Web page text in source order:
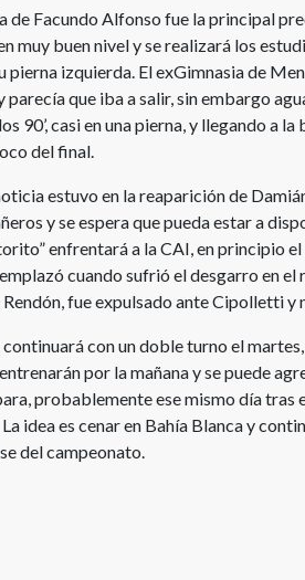
de Facundo Alfonso fue la principal
muy buen nivel y se realizará los
pierna izquierda. El exGimnasia de
que iba a salir, sin embargo
90’, casi en una pierna, y llegando a
del final.
estuvo en la reaparición de
y se espera que pueda estar a
enfrentará a la CAI, en principio
cuando sufrió el desgarro en el
fue expulsado ante Cipolletti y
continuará con un doble turno el
por la mañana y se puede
probablemente ese mismo día tras
idea es cenar en Bahía Blanca y
del campeonato.